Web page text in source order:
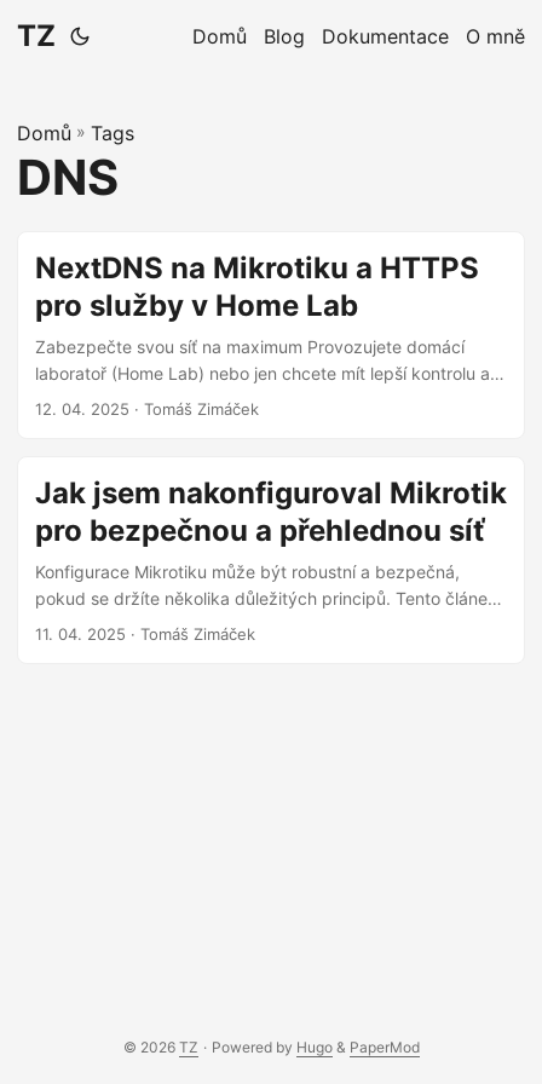
TZ Domů Blog Dokumentace O mně
Domů » Tags
DNS
NextDNS na Mikrotiku a HTTPS
pro služby v Home Lab
Zabezpečte svou síť na maximum Provozujete domácí
laboratoř (Home Lab) nebo jen chcete mít lepší kontrolu a
bezpečí ve vaší síti? Pak jsou pro vás klíčové dva aspekty:
jak jsem si nastavil službu NextDNS na routeru Mikrotik
pomocí šifrovaného protokolu DNS-over-HTTPS (DoH) a
jak zajistil důvěryhodné HTTPS certifikáty pro interní
aplikace pomocí Let’s Encrypt a Nginx Proxy Manageru. ...
12. 04. 2025 · Tomáš Zimáček
Jak jsem nakonfiguroval Mikrotik
pro bezpečnou a přehlednou síť
Konfigurace Mikrotiku může být robustní a bezpečná,
pokud se držíte několika důležitých principů. Tento článek
shrnuje mé osvědčené postupy a konkrétní příklady, jak na
11. 04. 2025 · Tomáš Zimáček
© 2026 TZ · Powered by Hugo& PaperMod